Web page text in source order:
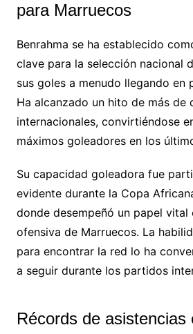
para Marruecos
Benrahma se ha establecido
clave para la selección nacional
sus goles a menudo llegando en
Ha alcanzado un hito de más de
internacionales, convirtiéndose
máximos goleadores en los
Su capacidad goleadora fue
evidente durante la Copa
donde desempeñó un papel vital
ofensiva de Marruecos. La
para encontrar la red lo ha
a seguir durante los partidos
Récords de asistencias